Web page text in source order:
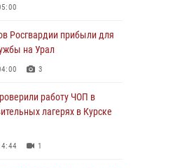
Росгвардии прибыли для
на Урал
3
работу ЧОП в
лагерях в Курске
1